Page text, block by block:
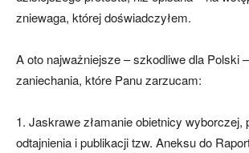
zniewaga, której doświadczyłem.
A oto najważniejsze – szkodliwe dla Polski
zaniechania, które Panu zarzucam:
1. Jaskrawe złamanie obietnicy wyborczej,
odtajnienia i publikacji tzw. Aneksu do